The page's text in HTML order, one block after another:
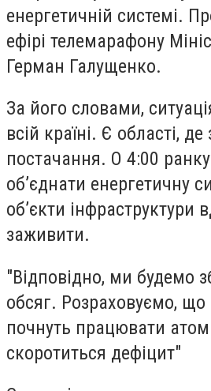
енергетичній системі.
ефірі телемарафону
Герман Галущенко.
За його словами,
всій країні. Є області,
постачання. О 4:00
об’єднати енергетичну
об’єкти інфраструктури
заживити.
"Відповідно, ми будемо
обсяг. Розраховуємо, що
почнуть працювати
скоротиться дефіцит"